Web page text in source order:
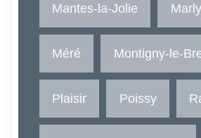
Mantes-la-Jolie
Méré Montigny-le-
Plaisir Poissy